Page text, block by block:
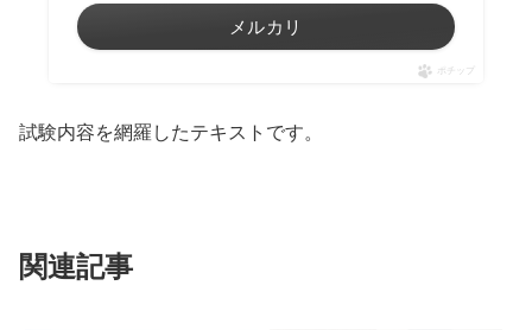
メルカリ
ポチップ
試験内容を網羅したテキストです。
関連記事